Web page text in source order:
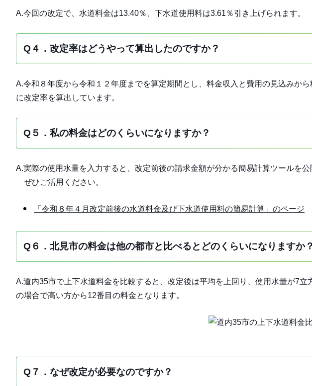
A.今回の改定で、水道料金は13.40％、下水道使用料は3.61％引き上げられます。
Q４．改定率はどうやって算出したのですか？
A.令和８年度から令和１２年度までを算定期間とし、料金収入と費用の見込みか
に改定率を算出しています。
Q５．私の料金はどのくらいになりますか？
A.実際の使用水量を入力すると、改定前後の請求金額が分かる簡易計算ツールを公
ぜひご活用ください。
「令和８年４月改定前後の水道料金及び下水道使用料の簡易計算」のページ
Q６．北見市の料金は他の都市と比べるとどのくらいになりますか？
A.道内35市で上下水道料金を比較すると、改定後は平均を上回り、使用水量が7
の場合で高い方から12番目の料金となります。
Q７．なぜ改定が必要なのですか？